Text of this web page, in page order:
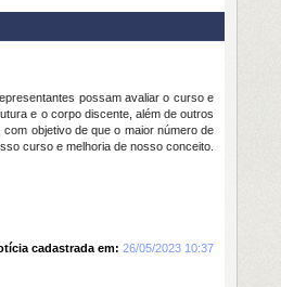
possam avaliar o curso e
e o corpo discente, além de outros
objetivo de que o maior número de
curso e melhoria de nosso conceito.
cadastrada em: 26/05/2023 10:37